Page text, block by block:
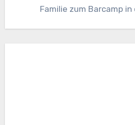
Familie zum Barcamp in